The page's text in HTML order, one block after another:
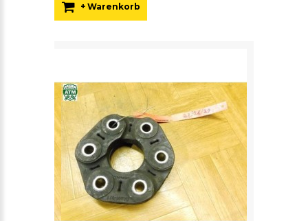
+ Warenkorb